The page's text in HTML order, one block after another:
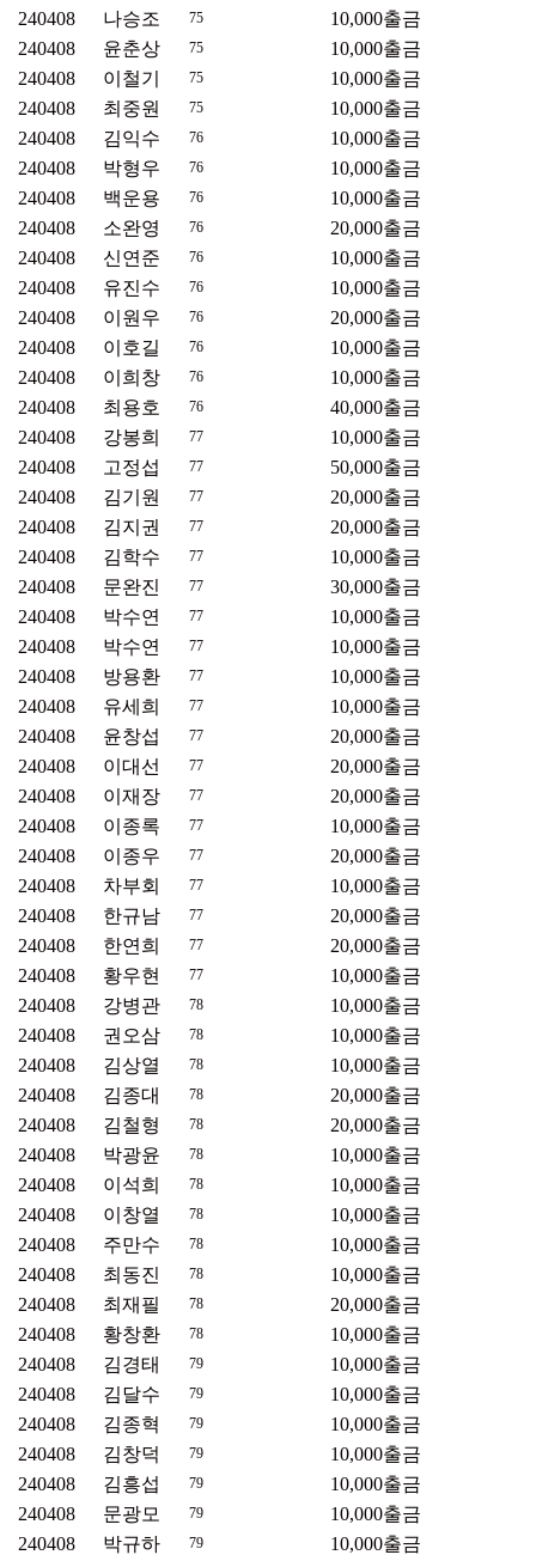
240408
나승조 75 10,000출금
240408
윤춘상 75 10,000출금
240408
이철기 75 10,000출금
240408
최중원 75 10,000출금
240408
김익수 76 10,000출금
240408
박형우 76 10,000출금
240408
백운용 76 10,000출금
240408
소완영 76 20,000출금
240408
신연준 76 10,000출금
240408
유진수 76 10,000출금
240408
이원우 76 20,000출금
240408
이호길 76 10,000출금
240408
이희창 76 10,000출금
240408
최용호 76 40,000출금
240408
강봉희 77 10,000출금
240408
고정섭 77 50,000출금
240408
김기원 77 20,000출금
240408
김지권 77 20,000출금
240408
김학수 77 10,000출금
240408
문완진 77 30,000출금
240408
박수연 77 10,000출금
240408
박수연 77 10,000출금
240408
방용환 77 10,000출금
240408
유세희 77 10,000출금
240408
윤창섭 77 20,000출금
240408
이대선 77 20,000출금
240408
이재장 77 20,000출금
240408
이종록 77 10,000출금
240408
이종우 77 20,000출금
240408
차부회 77 10,000출금
240408
한규남 77 20,000출금
240408
한연희 77 20,000출금
240408
황우현 77 10,000출금
240408
강병관 78 10,000출금
240408
권오삼 78 10,000출금
240408
김상열 78 10,000출금
240408
김종대 78 20,000출금
240408
김철형 78 20,000출금
240408
박광윤 78 10,000출금
240408
이석희 78 10,000출금
240408
이창열 78 10,000출금
240408
주만수 78 10,000출금
240408
최동진 78 10,000출금
240408
최재필 78 20,000출금
240408
황창환 78 10,000출금
240408
김경태 79 10,000출금
240408
김달수 79 10,000출금
240408
김종혁 79 10,000출금
240408
김창덕 79 10,000출금
240408
김흥섭 79 10,000출금
240408
문광모 79 10,000출금
240408
박규하 79 10,000출금